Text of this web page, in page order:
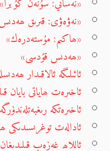
«نەۋەۋى: قىرىق
«ھاكىم: مۇستەدرەك»
«ھەدىس قۇدسى»
ئائىلىگە ئالاقىدار
ئاخىرەت ھاياتى بايان
ئاخىرەتكە
ئادالەت توغرىسىدىكى
ئاللاھ غەزەب